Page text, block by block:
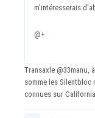
m’intéresserais
@+
Transaxle @33manu,
somme les Silentbloc
connues sur California